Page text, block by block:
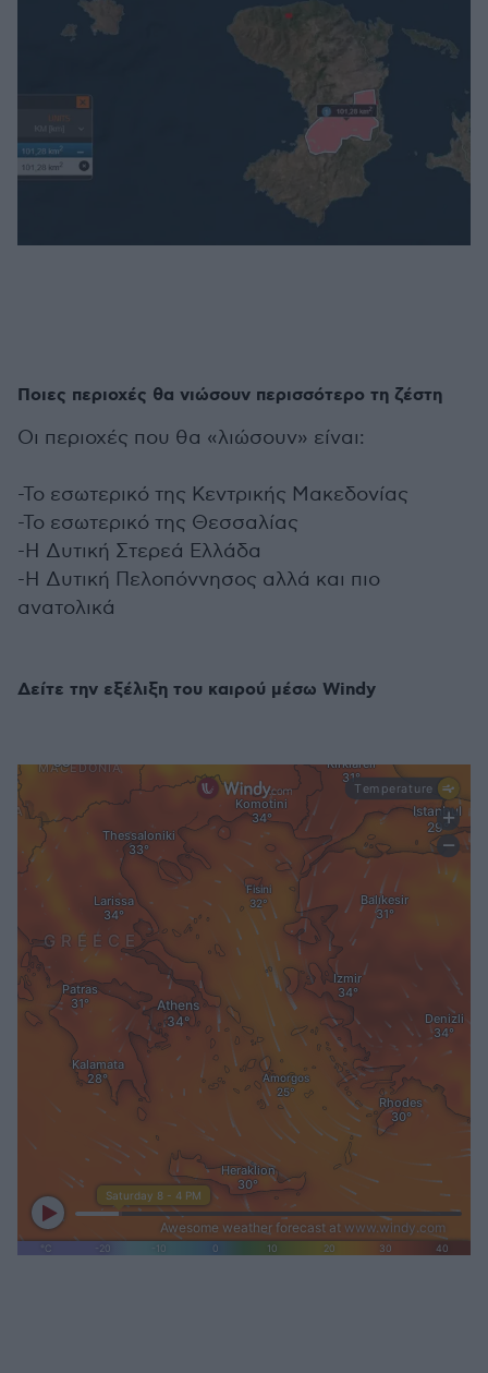
Ποιες περιοχές θα νιώσουν περισσότερο τη ζέστη
Οι περιοχές που θα «λιώσουν» είναι:
-Το εσωτερικό της Κεντρικής Μακεδονίας
-Το εσωτερικό της Θεσσαλίας
-Η Δυτική Στερεά Ελλάδα
-Η Δυτική Πελοπόννησος αλλά και πιο
ανατολικά
Δείτε την εξέλιξη του καιρού μέσω Windy